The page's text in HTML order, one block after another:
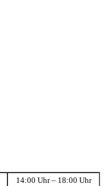
14:00 Uhr – 18:00 Uhr